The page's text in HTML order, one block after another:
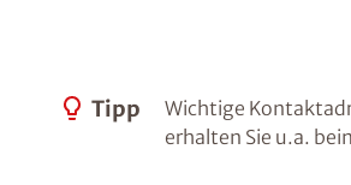
Tipp
Wichtige
erhalten Sie u.a.